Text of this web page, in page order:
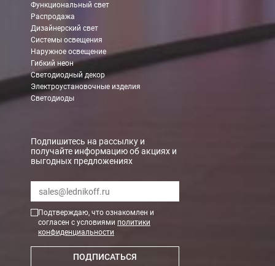
Функциональный свет
Распродажа
Дизайнерский свет
Системы освещения
Наружное освещение
Гибкий неон
Светодиодный декор
Электроустановочные изделия
Светодиоды
Подпишитесь на рассылку и
получайте информацию об акциях и
выгодных предложениях
Подтверждаю, что ознакомлен и
согласен с условиями политики
конфиденциальности
ПОДПИСАТЬСЯ